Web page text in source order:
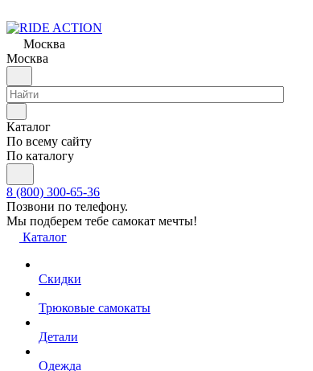
Москва
Москва
Каталог
По всему сайту
По каталогу
8 (800) 300-65-36
Позвони по телефону.
Мы подберем тебе самокат мечты!
Каталог
Скидки
Трюковые самокаты
Детали
Одежда